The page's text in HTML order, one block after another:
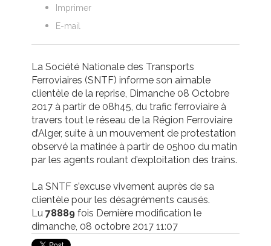
Imprimer
E-mail
La Société Nationale des Transports
Ferroviaires (SNTF) informe son aimable
clientèle de la reprise, Dimanche 08 Octobre
2017 à partir de 08h45, du trafic ferroviaire à
travers tout le réseau de la Région Ferroviaire
d’Alger, suite à un mouvement de protestation
observé la matinée à partir de 05h00 du matin
par les agents roulant d’exploitation des trains.
La SNTF s’excuse vivement auprès de sa
clientèle pour les désagréments causés.
Lu78889 fois Dernière modification le
dimanche, 08 octobre 2017 11:07